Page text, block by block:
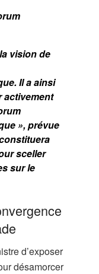
vision de
Il a ainsi
activement
», prévue
sceller
sur le
d’exposer
désamorcer